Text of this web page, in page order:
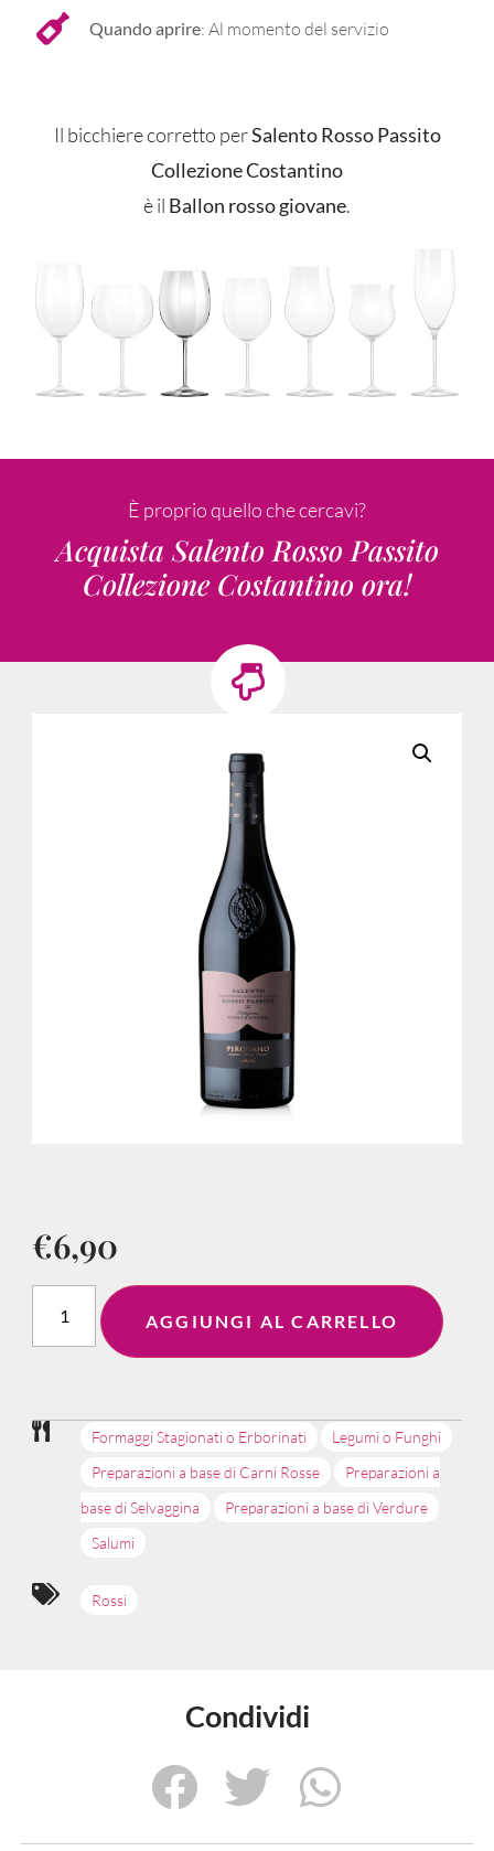
Quando aprire: Al momento del servizio
Il bicchiere corretto perSalento Rosso Passito
Collezione Costantino
è il Ballon rosso giovane.
È proprio quello che cercavi?
Acquista Salento Rosso Passito
Collezione Costantino ora!
€6,90
AGGIUNGI AL CARRELLO
Formaggi Stagionati o Erborinati
Legumi o Funghi
Preparazioni a base di Carni Rosse
Preparazioni a
base di Selvaggina
Preparazioni a base di Verdure
Salumi
Rossi
Condividi